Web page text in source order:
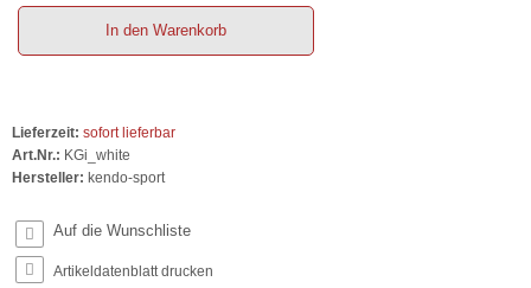
In den Warenkorb
Lieferzeit: sofort lieferbar
Art.Nr.: KGi_white
Hersteller: kendo-sport
Artikeldatenblatt drucken